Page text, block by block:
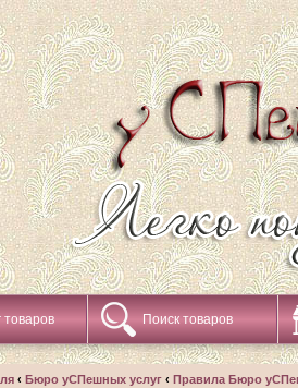
товаров Поиск товаров
‹ Бюро уСПешных услуг ‹ Правила Бюро